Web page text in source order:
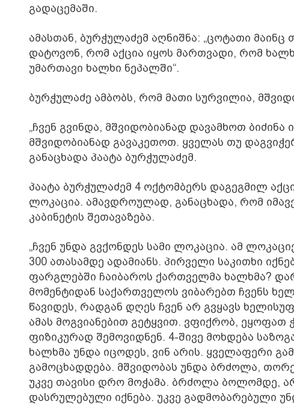
გადაცემაში.
ამასთან, ბურჭულაძემ აღნიშნა: „ცოტათი
დატოვონ, რომ აქცია იყოს მართვადი, რომ
უმართავი ხალხი ნეპალში“.
ბურჭულაძე ამბობს, რომ მათი სურვილია,
„ჩვენ გვინდა, მშვიდობიანად დავამხოთ
მშვიდობიანად გავაკეთოთ. ყველას თუ
განაცხადა პაატა ბურჭულაძემ.
პაატა ბურჭულაძემ 4 ოქტომბერს დაგეგმილ
ლოკაცია. ამავდროულად, განაცხადა, რომ
კაბინეტის შეთავაზება.
„ჩვენ უნდა გვქონდეს სამი ლოკაცია. ამ
300 ათასამდე ადამიანს. პირველი საკითხი
ფარგლებში ჩაიბაროს ქართველმა ხალხმა?
მომენტიდან საქართველოს ვიბარებთ ჩვენს
წავიდეს, რადგან დღეს ჩვენ არ გვყავს
ამას მოგვიანებით გეტყვით. ვფიქრობ,
ფიზიკურად შემოვიდნენ. 4-შივე მოხდება
ხალხმა უნდა იცოდეს, ვინ არის. ყველაფერი
გამოცხადდება. მშვიდობას უნდა ბრძოლა,
უკვე თავისი დრო მოჭამა. ბრძოლა ბოლომდე,
დასრულებული იქნება. უკვე გადმობარებული